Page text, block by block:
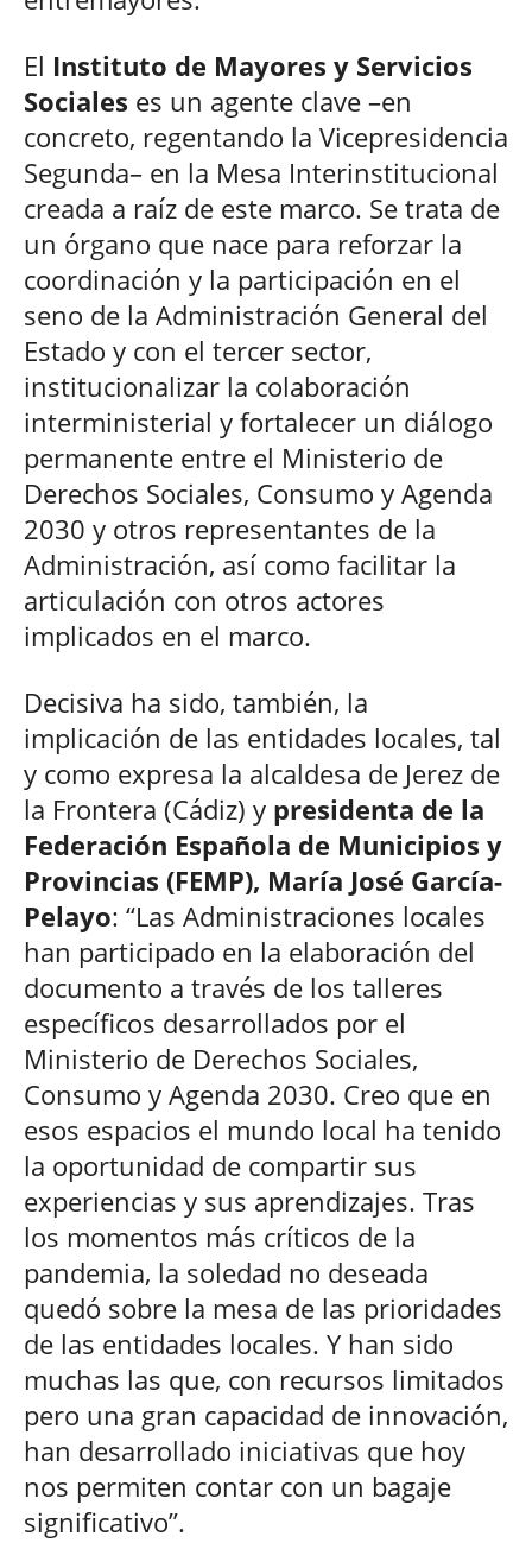
El Instituto de Mayores y Servicios
Sociales es un agente clave –en
concreto, regentando la Vicepresidencia
Segunda– en la Mesa Interinstitucional
creada a raíz de este marco. Se trata de
un órgano que nace para reforzar la
coordinación y la participación en el
seno de la Administración General del
Estado y con el tercer sector,
institucionalizar la colaboración
interministerial y fortalecer un diálogo
permanente entre el Ministerio de
Derechos Sociales, Consumo y Agenda
2030 y otros representantes de la
Administración, así como facilitar la
articulación con otros actores
implicados en el marco.
Decisiva ha sido, también, la
implicación de las entidades locales, tal
y como expresa la alcaldesa de Jerez de
la Frontera (Cádiz) y presidenta de la
Federación Española de Municipios y
Provincias (FEMP), María José García-
Pelayo: “Las Administraciones locales
han participado en la elaboración del
documento a través de los talleres
específicos desarrollados por el
Ministerio de Derechos Sociales,
Consumo y Agenda 2030. Creo que en
esos espacios el mundo local ha tenido
la oportunidad de compartir sus
experiencias y sus aprendizajes. Tras
los momentos más críticos de la
pandemia, la soledad no deseada
quedó sobre la mesa de las prioridades
de las entidades locales. Y han sido
muchas las que, con recursos limitados
pero una gran capacidad de innovación,
han desarrollado iniciativas que hoy
nos permiten contar con un bagaje
significativo”.